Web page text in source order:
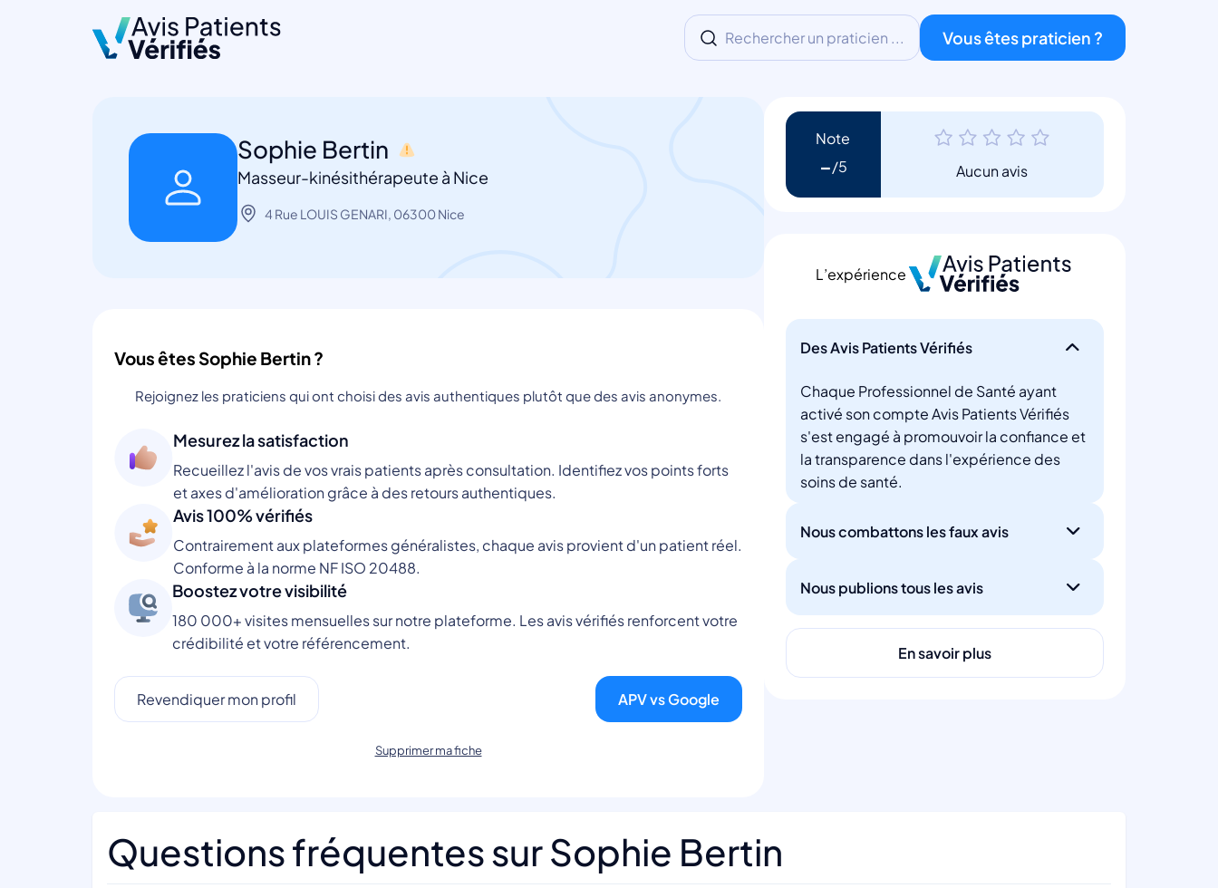
Rechercher un praticien ... Vous êtes praticien ?
Sophie Bertin
Masseur-kinésithérapeute à Nice
4 Rue LOUIS GENARI, 06300 Nice
Vous êtes Sophie Bertin ?
Rejoignez les praticiens qui ont choisi des avis authentiques plutôt que des avis anonymes.
Mesurez la satisfaction
Recueillez l'avis de vos vrais patients après consultation. Identifiez vos points forts
et axes d'amélioration grâce à des retours authentiques.
Avis 100% vérifiés
Contrairement aux plateformes généralistes, chaque avis provient d'un patient réel.
Conforme à la norme NF ISO 20488.
Boostez votre visibilité
180 000+ visites mensuelles sur notre plateforme. Les avis vérifiés renforcent votre
crédibilité et votre référencement.
Revendiquer mon profil APV vs Google
Supprimer ma fiche
Note
- Aucun avis
L’expérience
Des Avis Patients Vérifiés
Chaque Professionnel de Santé ayant
activé son compte Avis Patients Vérifiés
s'est engagé à promouvoir la confiance et
la transparence dans l'expérience des
soins de santé.
Nous combattons les faux avis
Nous publions tous les avis
En savoir plus
Questions fréquentes sur Sophie Bertin